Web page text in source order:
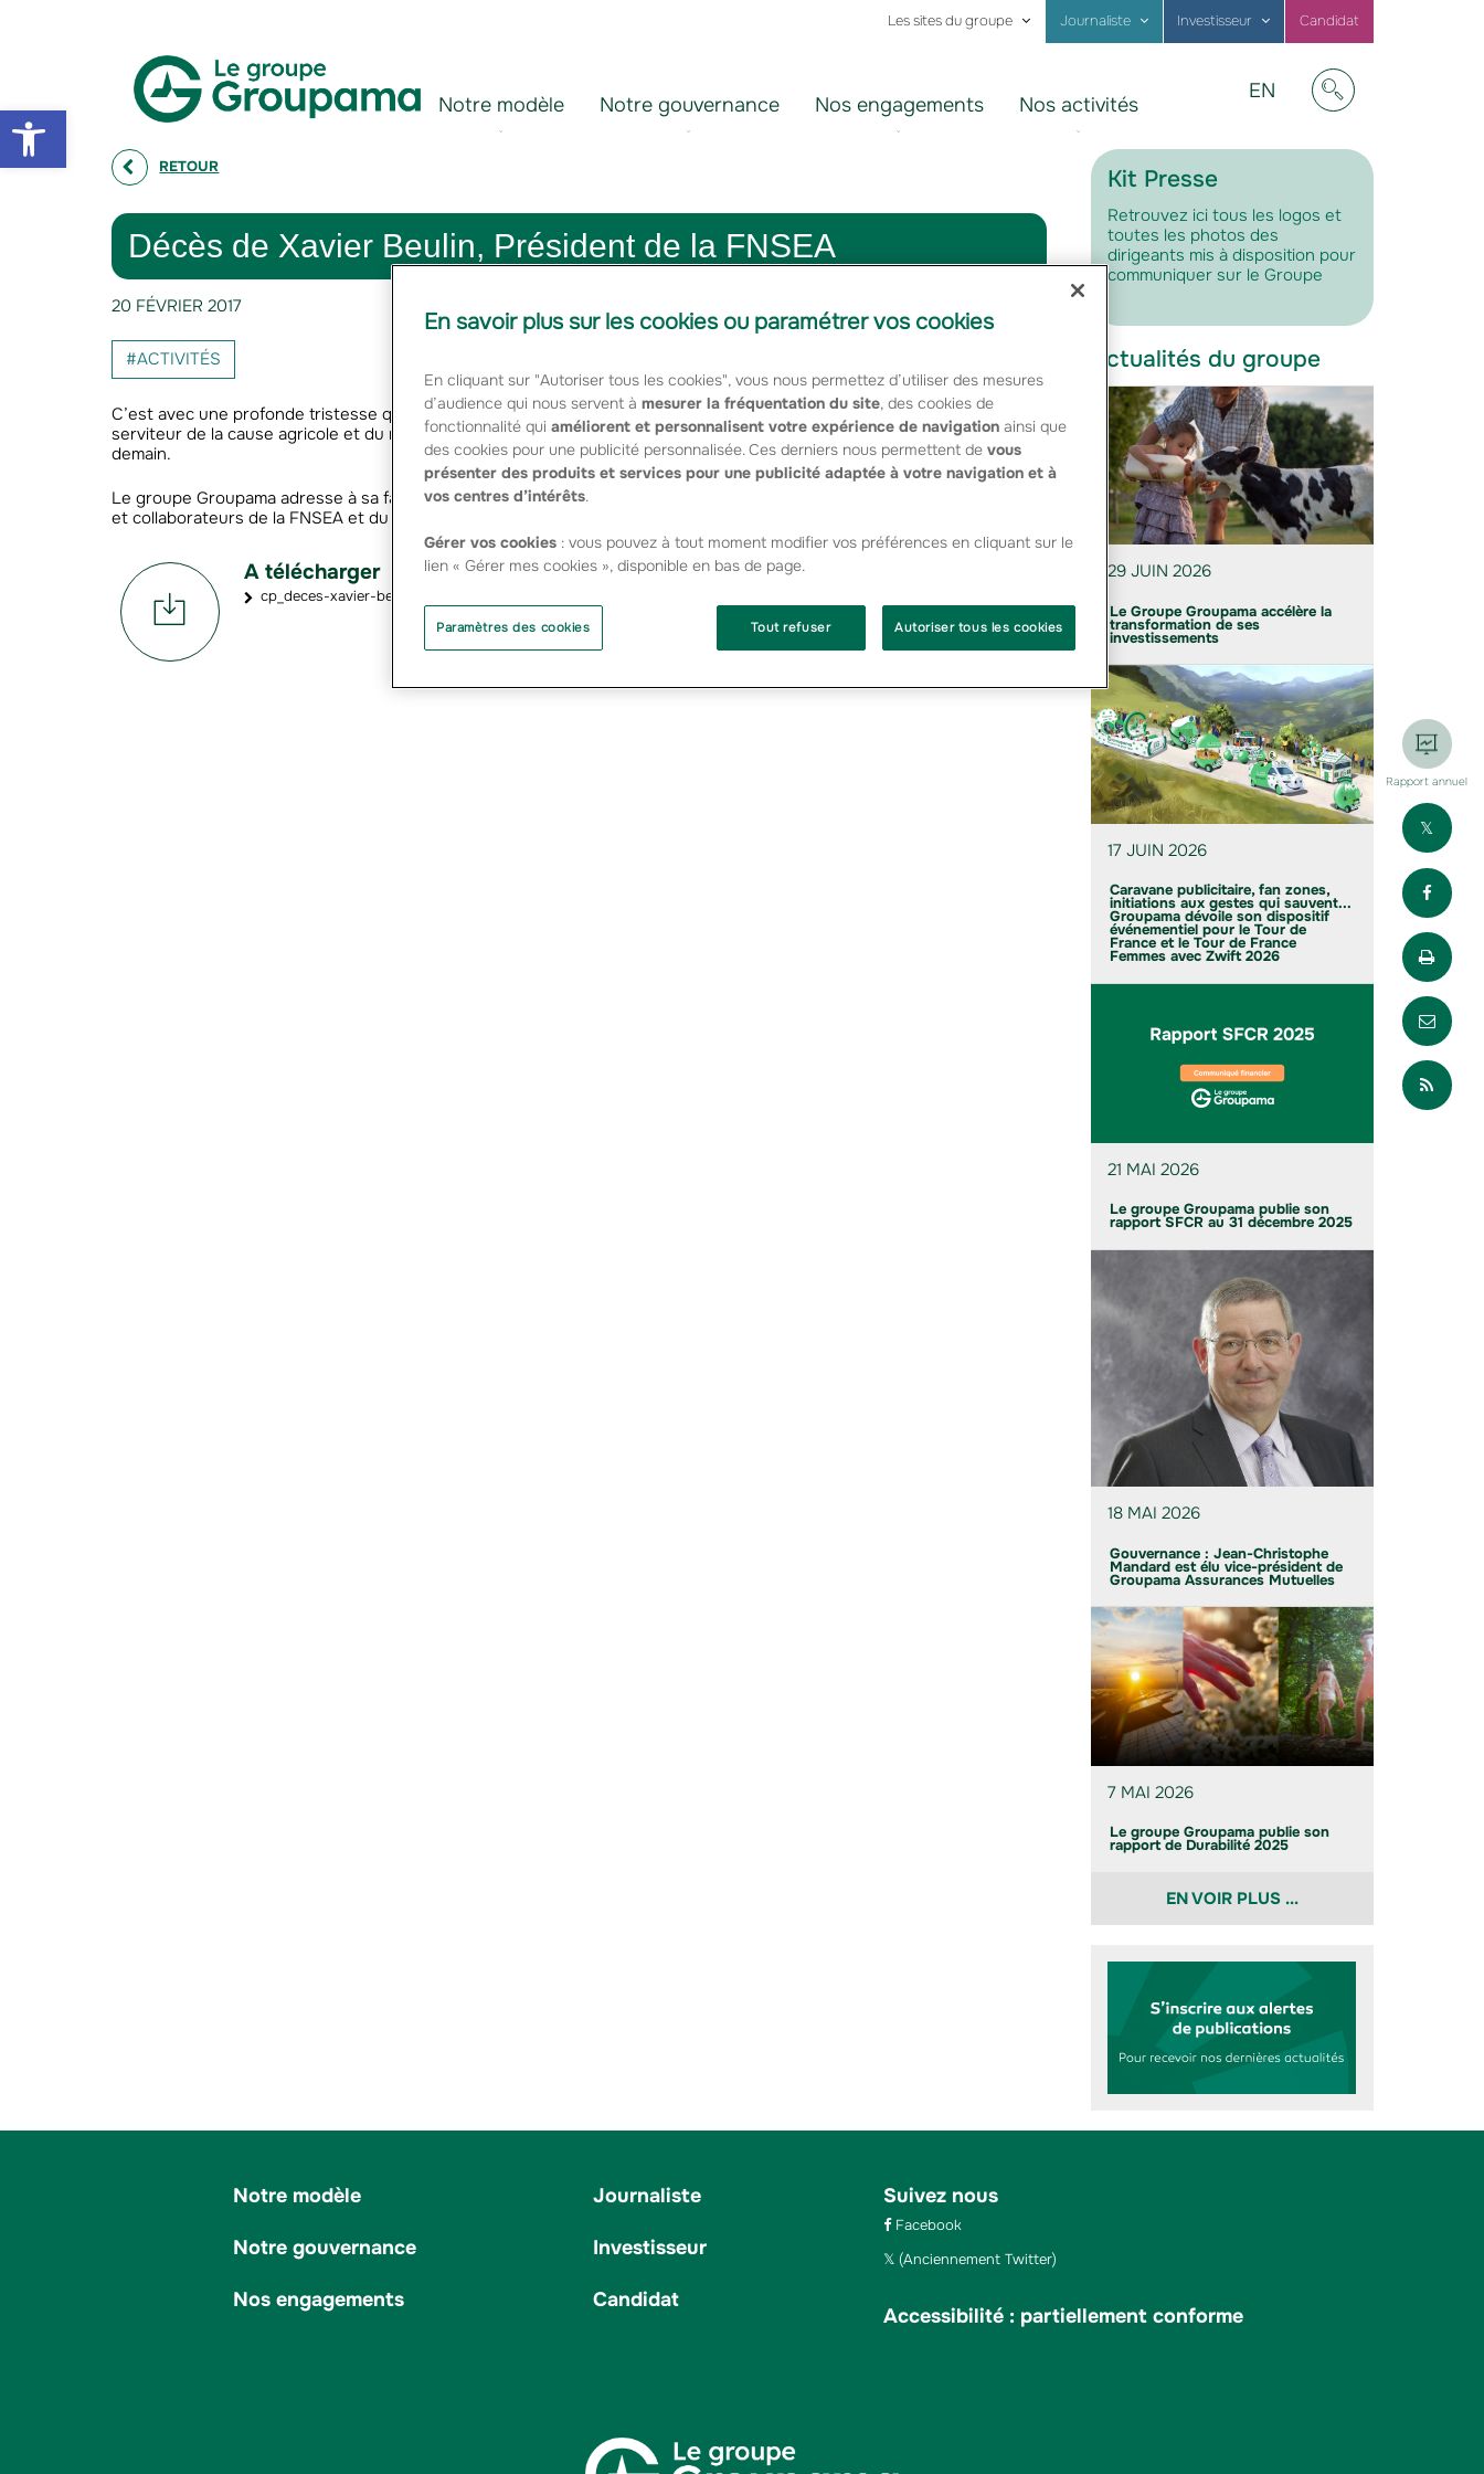
Open toolbar
Les sites du groupe Journaliste Investisseur Candidat
Notre modèle Notre gouvernance Nos engagements Nos activités
Visit
in
EN
RETOUR
Décès de Xavier Beulin, Président de la FNSEA
20 FÉVRIER 2017
#ACTIVITÉS
C’est avec une profonde tristesse que Groupama a appris la disparition de Xavier Beulin, agriculteur engagé, fidèle
serviteur de la cause agricole et du monde paysan, homme de conviction et porteur d’une vision pour l’agriculture de
demain.
Le groupe Groupama adresse à sa famille et à ses proches ses pensées les plus sincères et assure les administrateurs
et collaborateurs de la FNSEA et du groupe AVRIL de toute sa sympathie.
A télécharger
cp_deces-xavier-beulin_20fev2017 - PDF - 233.37 Ko
Kit Presse
Retrouvez ici tous les logos et
toutes les photos des
dirigeants mis à disposition pour
communiquer sur le Groupe
Actualités du groupe
29 JUIN 2026
Le Groupe Groupama accélère la
transformation de ses
investissements
17 JUIN 2026
Caravane publicitaire, fan zones,
initiations aux gestes qui sauvent...
Groupama dévoile son dispositif
événementiel pour le Tour de
France et le Tour de France
Femmes avec Zwift 2026
21 MAI 2026
Le groupe Groupama publie son
rapport SFCR au 31 décembre 2025
18 MAI 2026
Gouvernance : Jean-Christophe
Mandard est élu vice-président de
Groupama Assurances Mutuelles
7 MAI 2026
Le groupe Groupama publie son
rapport de Durabilité 2025
EN VOIR PLUS ...
Rapport annuel
Notre modèle
Notre gouvernance
Nos engagements
Journaliste
Investisseur
Candidat
Suivez nous
Facebook
(Anciennement Twitter)
Accessibilité : partiellement conforme
En savoir plus sur les cookies ou paramétrer vos cookies
En cliquant sur "Autoriser tous les cookies", vous nous permettez d’utiliser des mesures
d’audience qui nous servent à mesurer la fréquentation du site, des cookies de
fonctionnalité qui améliorent et personnalisent votre expérience de navigation ainsi que
des cookies pour une publicité personnalisée. Ces derniers nous permettent de vous
présenter des produits et services pour une publicité adaptée à votre navigation et à
vos centres d’intérêts.
Gérer vos cookies : vous pouvez à tout moment modifier vos préférences en cliquant sur le
lien « Gérer mes cookies », disponible en bas de page.
Paramètres des cookies Tout refuser Autoriser tous les cookies